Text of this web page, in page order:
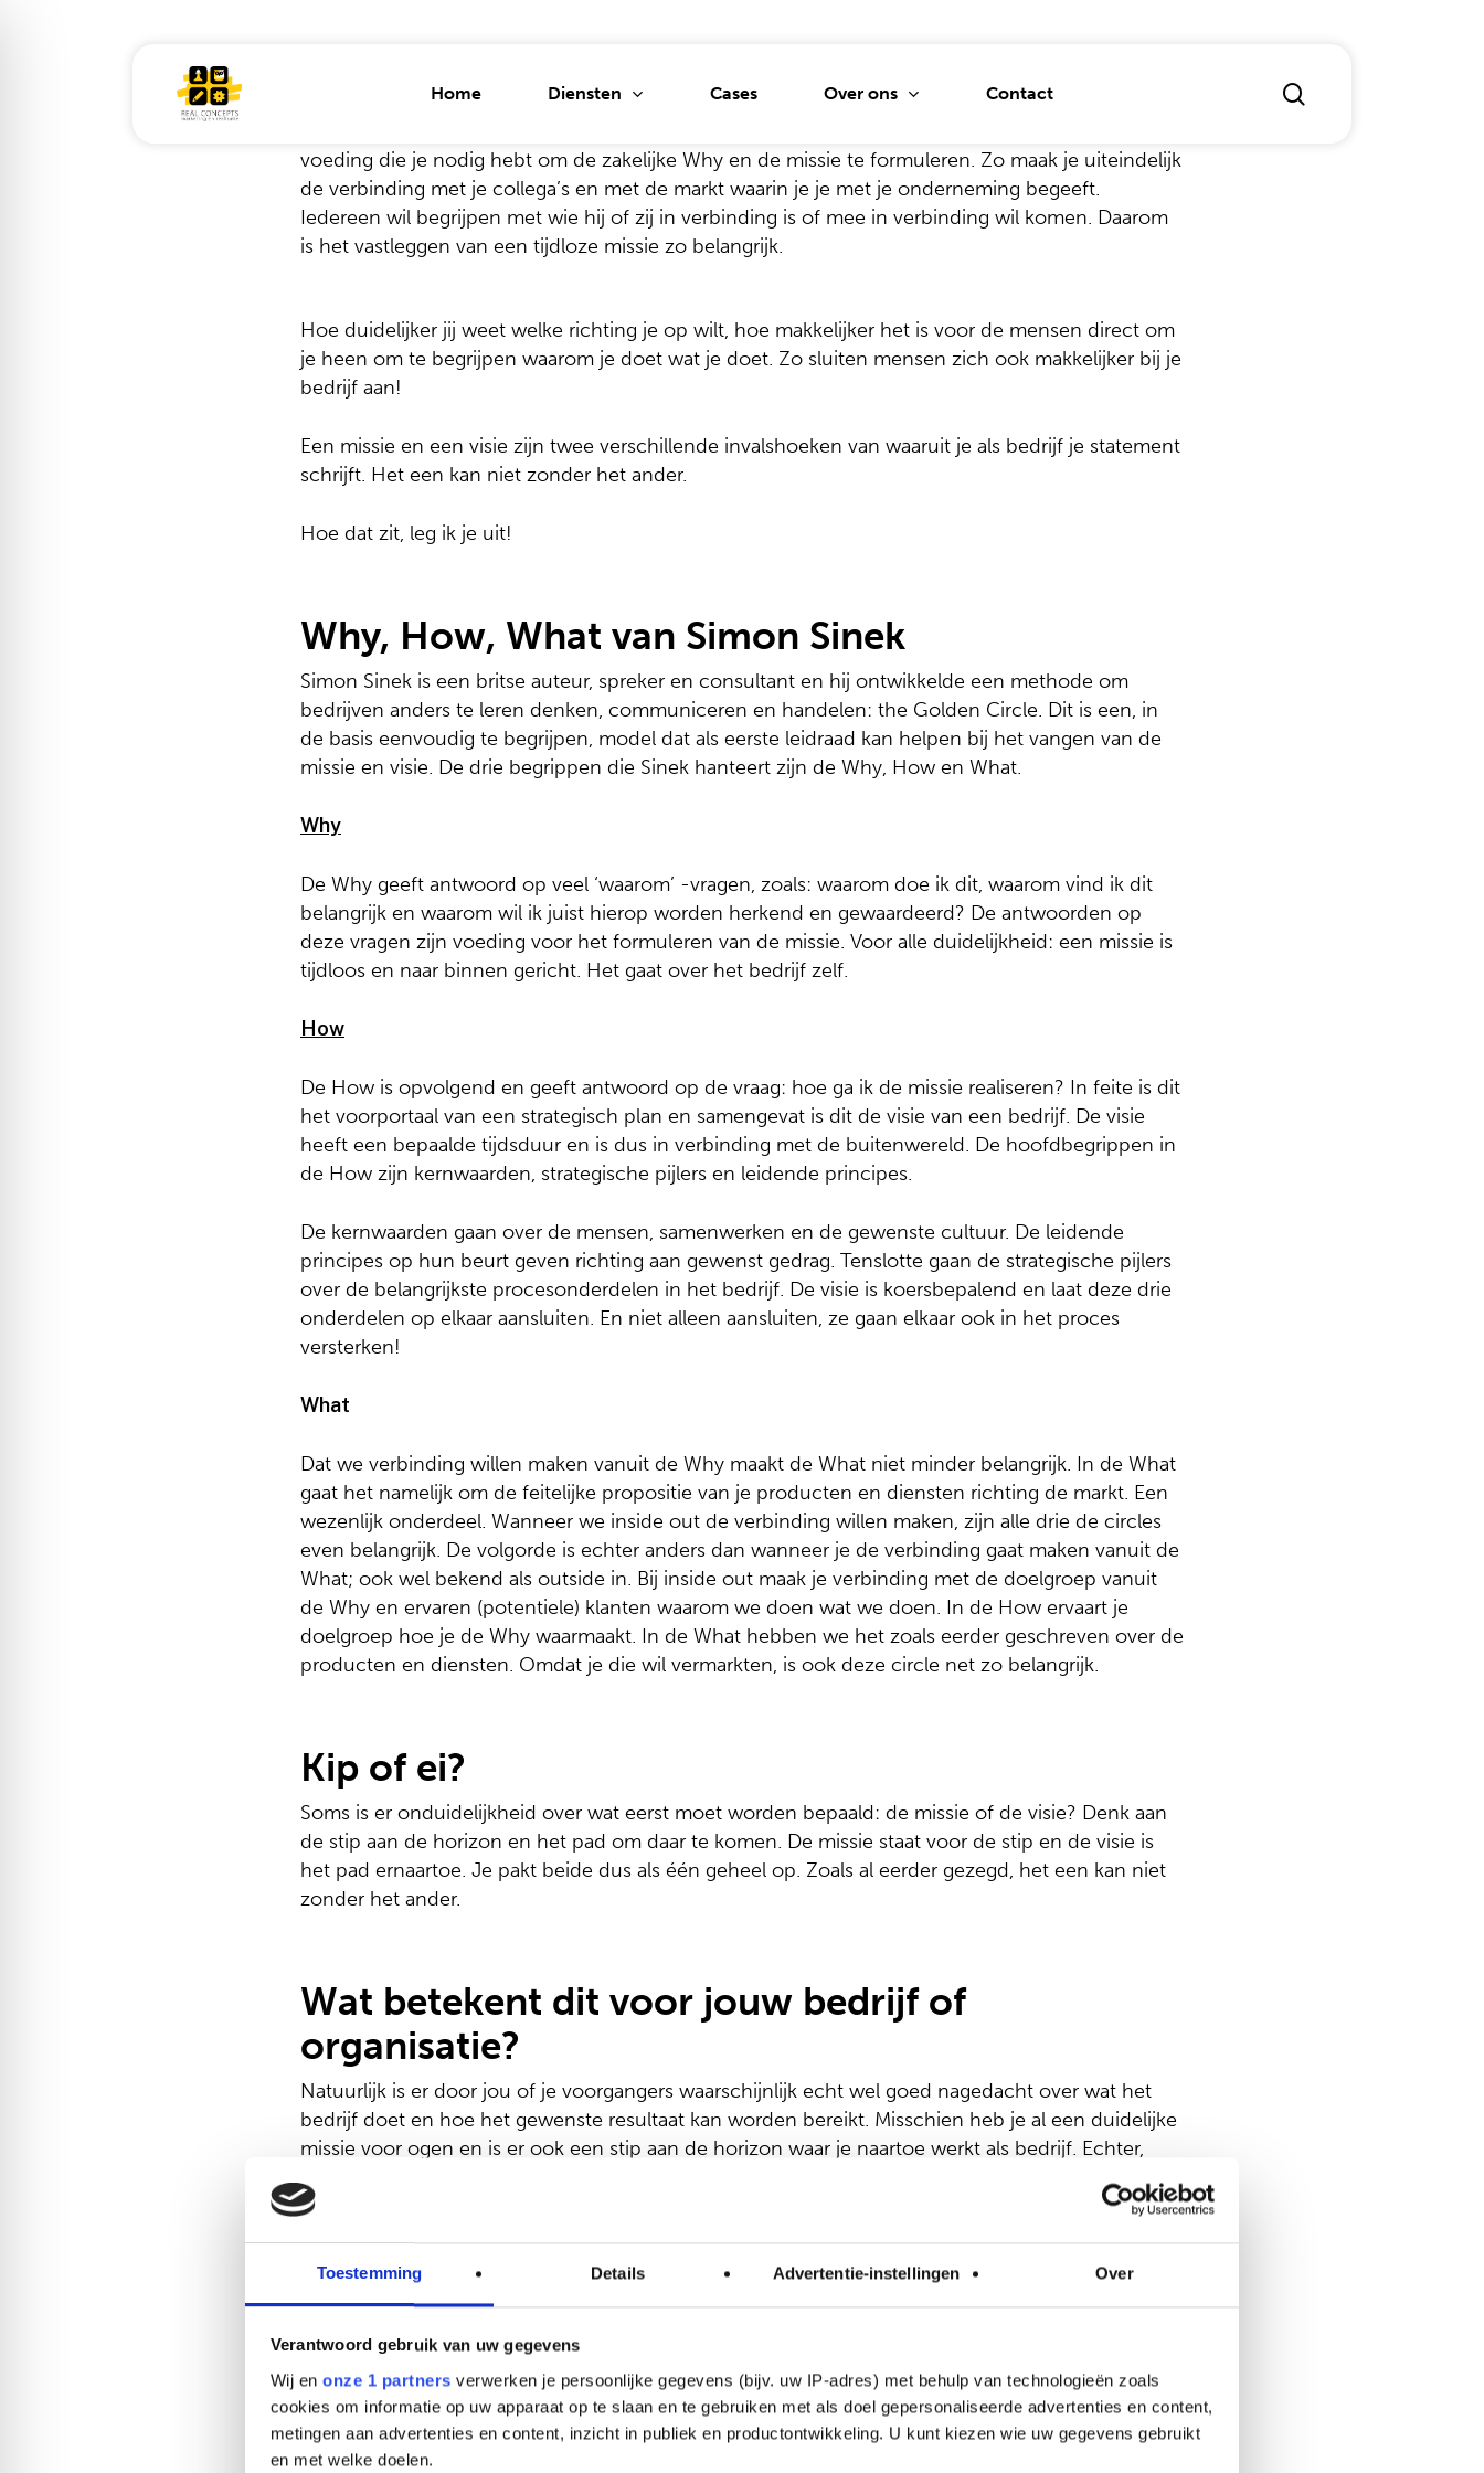
Toestemming Details Advertentie-instellingen Over
Verantwoord gebruik van uw gegevens
Wij en onze 1 partners verwerken je persoonlijke gegevens (bijv. uw IP-adres) met behulp van technologieën zoals
cookies om informatie op uw apparaat op te slaan en te gebruiken met als doel gepersonaliseerde advertenties en content,
metingen aan advertenties en content, inzicht in publiek en productontwikkeling. U kunt kiezen wie uw gegevens gebruikt
en met welke doelen.
Home Diensten
REAL Calibrate
development
TMA management,
Bedrijfspositionering
Animatie
Grafische vormgeving
Illustraties
Huisstijlontwikkeling
en logo
Drukwerkinkoop
Gimmicks
Website laten maken of optimaliseren
CRO
Customer Experience
Cases Over ons Contact
Voordat je aan de slag gaat met de zakelijke missie van je bedrijf is het verstandig om ook
voeding die je nodig hebt om de zakelijke Why en de missie te formuleren. Zo maak je uiteindelijk
de verbinding met je collega’s en met de markt waarin je je met je onderneming begeeft.
Iedereen wil begrijpen met wie hij of zij in verbinding is of mee in verbinding wil komen. Daarom
is het vastleggen van een tijdloze missie zo belangrijk.
Hoe duidelijker jij weet welke richting je op wilt, hoe makkelijker het is voor de mensen direct om
je heen om te begrijpen waarom je doet wat je doet. Zo sluiten mensen zich ook makkelijker bij je
bedrijf aan!
Een missie en een visie zijn twee verschillende invalshoeken van waaruit je als bedrijf je statement
schrijft. Het een kan niet zonder het ander.
Hoe dat zit, leg ik je uit!
Why, How, What van Simon Sinek
Simon Sinek is een britse auteur, spreker en consultant en hij ontwikkelde een methode om
bedrijven anders te leren denken, communiceren en handelen: the Golden Circle. Dit is een, in
de basis eenvoudig te begrijpen, model dat als eerste leidraad kan helpen bij het vangen van de
missie en visie. De drie begrippen die Sinek hanteert zijn de Why, How en What.
Why
De Why geeft antwoord op veel ‘waarom’ -vragen, zoals: waarom doe ik dit, waarom vind ik dit
belangrijk en waarom wil ik juist hierop worden herkend en gewaardeerd? De antwoorden op
deze vragen zijn voeding voor het formuleren van de missie. Voor alle duidelijkheid: een missie is
tijdloos en naar binnen gericht. Het gaat over het bedrijf zelf.
How
De How is opvolgend en geeft antwoord op de vraag: hoe ga ik de missie realiseren? In feite is dit
het voorportaal van een strategisch plan en samengevat is dit de visie van een bedrijf. De visie
heeft een bepaalde tijdsduur en is dus in verbinding met de buitenwereld. De hoofdbegrippen in
de How zijn kernwaarden, strategische pijlers en leidende principes.
De kernwaarden gaan over de mensen, samenwerken en de gewenste cultuur. De leidende
principes op hun beurt geven richting aan gewenst gedrag. Tenslotte gaan de strategische pijlers
over de belangrijkste procesonderdelen in het bedrijf. De visie is koersbepalend en laat deze drie
onderdelen op elkaar aansluiten. En niet alleen aansluiten, ze gaan elkaar ook in het proces
versterken!
What
Dat we verbinding willen maken vanuit de Why maakt de What niet minder belangrijk. In de What
gaat het namelijk om de feitelijke propositie van je producten en diensten richting de markt. Een
wezenlijk onderdeel. Wanneer we inside out de verbinding willen maken, zijn alle drie de circles
even belangrijk. De volgorde is echter anders dan wanneer je de verbinding gaat maken vanuit de
What; ook wel bekend als outside in. Bij inside out maak je verbinding met de doelgroep vanuit
de Why en ervaren (potentiele) klanten waarom we doen wat we doen. In de How ervaart je
doelgroep hoe je de Why waarmaakt. In de What hebben we het zoals eerder geschreven over de
producten en diensten. Omdat je die wil vermarkten, is ook deze circle net zo belangrijk.
Kip of ei?
Soms is er onduidelijkheid over wat eerst moet worden bepaald: de missie of de visie? Denk aan
de stip aan de horizon en het pad om daar te komen. De missie staat voor de stip en de visie is
het pad ernaartoe. Je pakt beide dus als één geheel op. Zoals al eerder gezegd, het een kan niet
zonder het ander.
Wat betekent dit voor jouw bedrijf of
organisatie?
Natuurlijk is er door jou of je voorgangers waarschijnlijk echt wel goed nagedacht over wat het
bedrijf doet en hoe het gewenste resultaat kan worden bereikt. Misschien heb je al een duidelijke
missie voor ogen en is er ook een stip aan de horizon waar je naartoe werkt als bedrijf. Echter,
misschien staat het niet op papier en is daarom niet iedereen, intern en extern, hier goed op
verbonden. Als mensen met je in verbinding willen komen, willen ze ook begrijpen waarom je
kunnen vertellen waarom ze eigenlijk bestaan, wat hen drijft en waar ze naartoe willen werken.
de slag. Binnen REAL Concepts noemen wij dit het herijken en verrijken van het strategisch
proces. Wij inspireren onze opdrachtgevers en ondersteunen en faciliteren hen om te komen tot
duurzame resultaten.